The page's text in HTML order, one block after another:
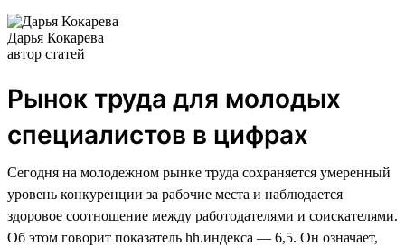
Дарья Кокарева
автор статей
Рынок труда для молодых
специалистов в цифрах
Сегодня на молодежном рынке труда сохраняется умеренный
уровень конкуренции за рабочие места и наблюдается
здоровое соотношение между работодателями и соискателями.
Об этом говорит показатель hh.индекса — 6,5. Он означает,